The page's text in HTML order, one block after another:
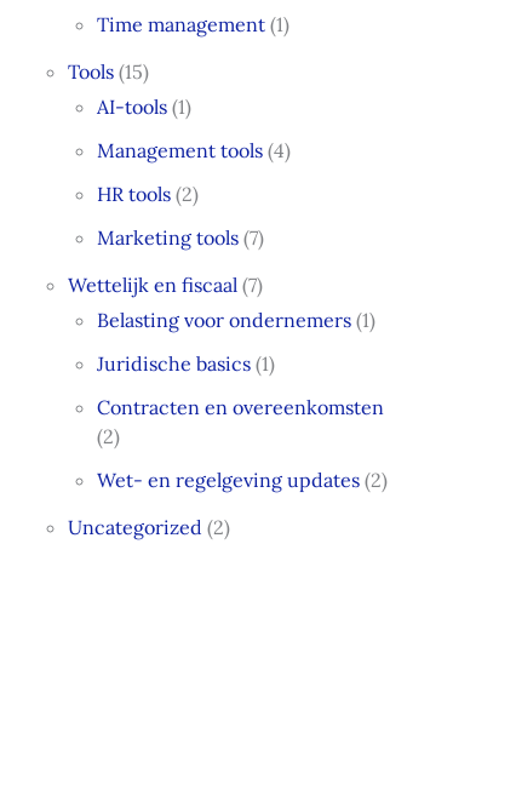
Time management (1)
Tools (15)
AI-tools (1)
Management tools (4)
HR tools (2)
Marketing tools (7)
Wettelijk en fiscaal (7)
Belasting voor ondernemers (1)
Juridische basics (1)
Contracten en overeenkomsten
(2)
Wet- en regelgeving updates (2)
Uncategorized (2)